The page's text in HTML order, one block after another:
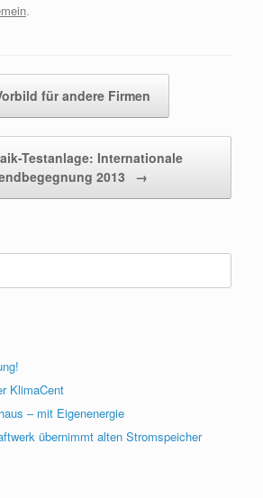
.
für andere Firmen
Testanlage: Internationale
2013
→
KlimaCent
– mit Eigenenergie
übernimmt alten Stromspeicher